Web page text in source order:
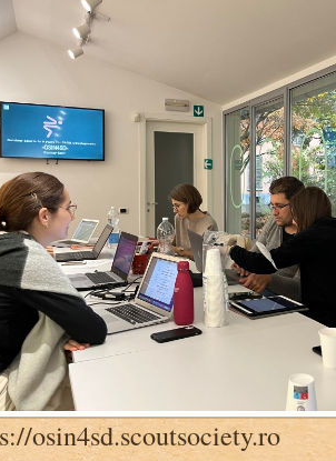
osin4sd.scoutsociety.ro